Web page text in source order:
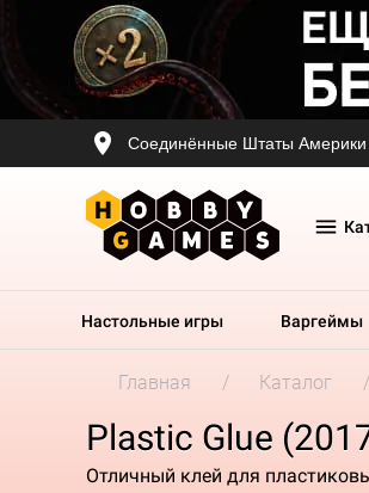
Соединённые Штаты Америки
Настольные игры Варгеймы
Главная Каталог
Plastic Glue
Отличный клей для